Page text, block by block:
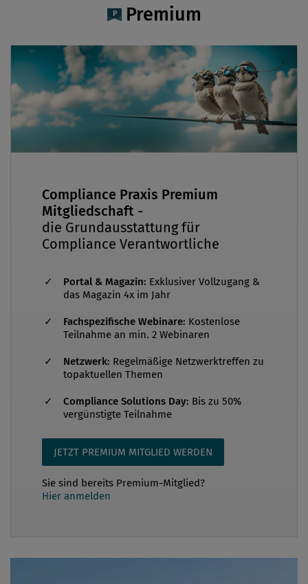
Content Managerin Compliance tätig und
befindet sich derzeit in Karenz.
Premium
Compliance Praxis Premium
Mitgliedschaft -
die Grundausstattung für
Compliance Verantwortliche
Portal & Magazin: Exklusiver Vollzugang &
das Magazin 4x im Jahr
Fachspezifische Webinare: Kostenlose
Teilnahme an min. 2 Webinaren
Netzwerk: Regelmäßige Netzwerktreffen zu
topaktuellen Themen
Compliance Solutions Day: Bis zu 50%
vergünstigte Teilnahme
JETZT PREMIUM MITGLIED WERDEN
Sie sind bereits Premium-Mitglied?
Hier anmelden